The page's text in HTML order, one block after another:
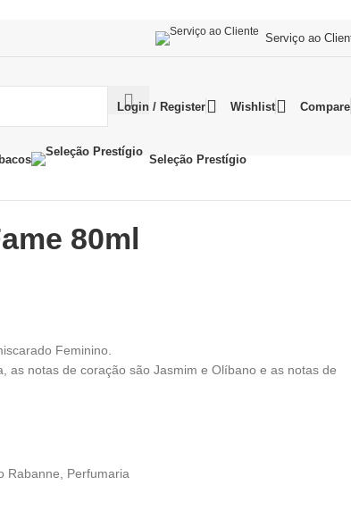
Serviço ao
Login / Register Wishlist Compare
Seleção Prestígio
80ml
Feminino.
as notas de coração são Jasmim e Olíbano e as notas de
Rabanne Perfumaria